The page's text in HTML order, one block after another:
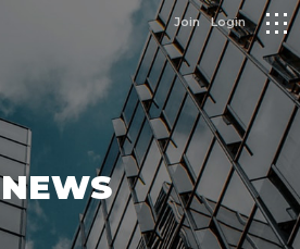
Join Login
NEWS